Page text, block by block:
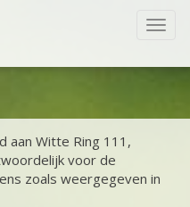
aan Witte Ring 111,
voor de
zoals weergegeven in